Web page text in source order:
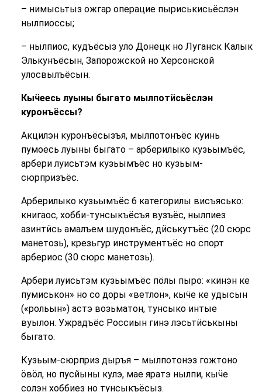
– нимысьтыз ожгар операцие пыриськисьёслэн
нылпиоссы;
– нылпиос, кудъёсыз уло Донецк но Луганск Калык
Элькунъёсын, Запорожской но Херсонской
улосвылъёсын.
Кыӵеесь луыны быгато мылпотӥсьёслэн
куронъёссы?
Акцилэн куронъёсызъя, мылпотонъёс куинь
пумоесь луыны быгато – арберилыко кузьымъёс,
арбери луисьтэм кузьымъёс но кузьым-
сюрпризъёс.
Арберилыко кузьымъёс 6 категорилы висъясько:
книгаос, хобби-тунсыкъёсъя вузъёс, нылпиез
азинтӥсь амалъем шудонъёс, дӥськутъёс (20 сюрс
манетозь), крезьгур инструментъёс но спорт
арбериос (30 сюрс манетозь).
Арбери луисьтэм кузьымъёс пӧлы пыро: «кинэн ке
пумиськон» но со доры «ветлон», кыӵе ке удысын
(«рольын») астэ возьматон, тунсыко интые
вуылон. Ужрадъёс Россиын гинэ лэсьтӥськыны
быгато.
Кузьым-сюрприз дыръя – мылпотонэз гожтоно
ӧвӧл, но пусйыны кулэ, мае яратэ нылпи, кыӵе
солэн хоббиез но тунсыкъёсыз.